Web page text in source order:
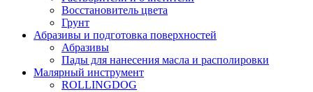
Восстановитель цвета
Грунт
Абразивы и подготовка поверхностей
Абразивы
Пады для нанесения масла и располировки
Малярный инструмент
ROLLINGDOG